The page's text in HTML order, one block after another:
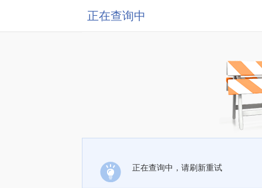
正在查询中
正在查询中，请刷新重试